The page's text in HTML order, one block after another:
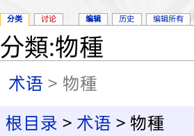
分類:物種
术语 > 物種
根目录 > 术语 > 物種
分类 讨论 编辑 历史 编辑所有